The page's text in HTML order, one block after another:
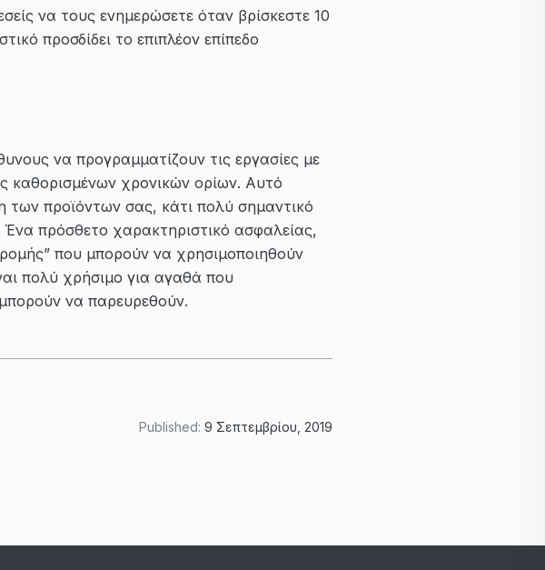
να τους ενημερώσετε όταν βρίσκεστε 10
προσδίδει το επιπλέον επίπεδο
να προγραμματίζουν τις εργασίες με
καθορισμένων χρονικών ορίων. Αυτό
των προϊόντων σας, κάτι πολύ σημαντικό
πρόσθετο χαρακτηριστικό ασφαλείας,
που μπορούν να χρησιμοποιηθούν
πολύ χρήσιμο για αγαθά που
να παρευρεθούν.
Published: 9 Σεπτεμβρίου, 2019